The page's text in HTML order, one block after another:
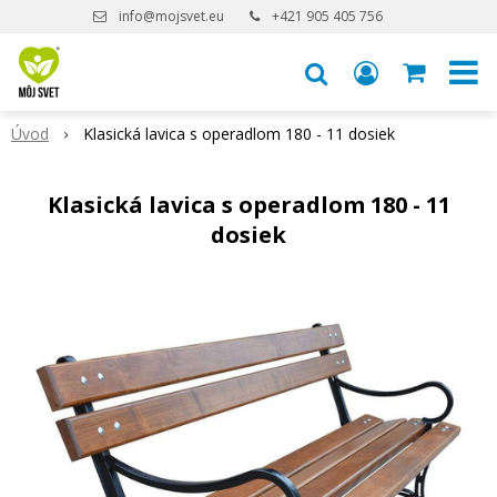
info@mojsvet.eu +421 905 405 756
Úvod Klasická lavica s operadlom 180 - 11 dosiek
Klasická lavica s operadlom 180 - 11
dosiek